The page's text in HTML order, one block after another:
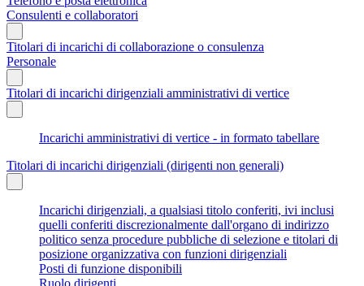
Consulenti e collaboratori
Titolari di incarichi di collaborazione o consulenza
Personale
Titolari di incarichi dirigenziali amministrativi di vertice
Incarichi amministrativi di vertice - in formato tabellare
Titolari di incarichi dirigenziali (dirigenti non generali)
Incarichi dirigenziali, a qualsiasi titolo conferiti, ivi inclusi
quelli conferiti discrezionalmente dall'organo di indirizzo
politico senza procedure pubbliche di selezione e titolari di
posizione organizzativa con funzioni dirigenziali
Posti di funzione disponibili
Ruolo dirigenti